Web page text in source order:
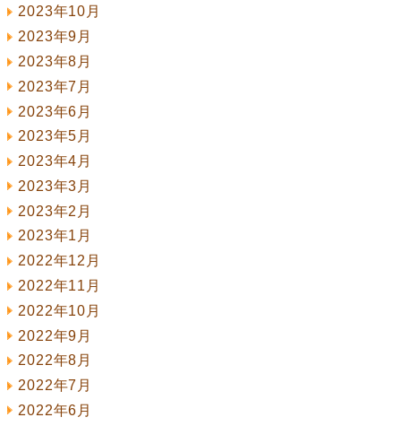
2023年10月
2023年9月
2023年8月
2023年7月
2023年6月
2023年5月
2023年4月
2023年3月
2023年2月
2023年1月
2022年12月
2022年11月
2022年10月
2022年9月
2022年8月
2022年7月
2022年6月